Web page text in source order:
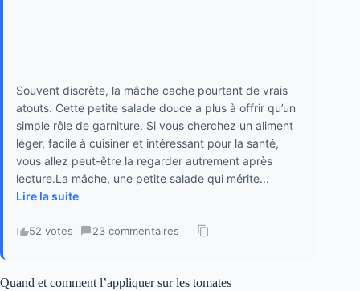
Souvent discrète, la mâche cache pourtant de vrais
atouts. Cette petite salade douce a plus à offrir qu’un
simple rôle de garniture. Si vous cherchez un aliment
léger, facile à cuisiner et intéressant pour la santé,
vous allez peut-être la regarder autrement après
lecture.La mâche, une petite salade qui mérite...
Lire la suite
52 votes · 23 commentaires ·
Quand et comment l’appliquer sur les tomates